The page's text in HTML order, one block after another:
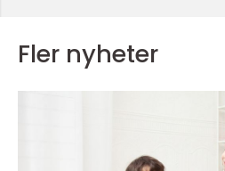
Fler nyheter